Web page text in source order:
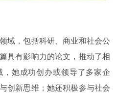
域，包括科研、商业和社会公
具有影响力的论文，推动了相
她成功创办或领导了多家企
创新思维；她还积极参与社会